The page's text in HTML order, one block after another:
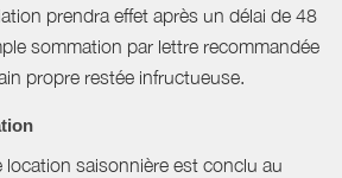
prendra effet après un délai de 48
sommation par lettre recommandée
propre restée infructueuse.
saisonnière est conclu au